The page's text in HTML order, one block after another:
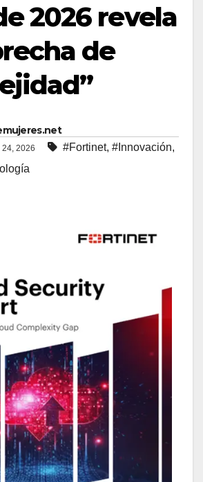
2026 revela
de
24, 2026 #Fortinet, #Innovación,